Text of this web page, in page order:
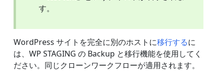
す。
WordPress サイトを完全に別のホストに移行するに
は、WP STAGING の Backup と移行機能を使用してく
ださい。同じクローンワークフローが適用されます。